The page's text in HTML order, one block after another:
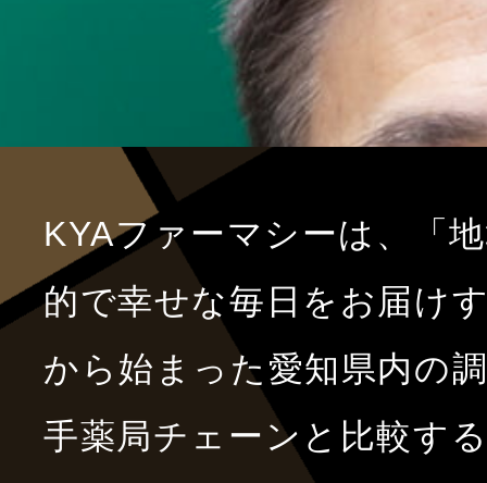
KYAファーマシーは、「
的で幸せな毎日をお届け
から始まった愛知県内の
手薬局チェーンと比較す